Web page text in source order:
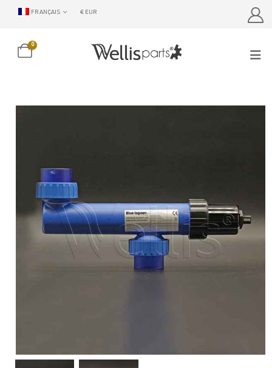
FRANÇAIS € EUR
0